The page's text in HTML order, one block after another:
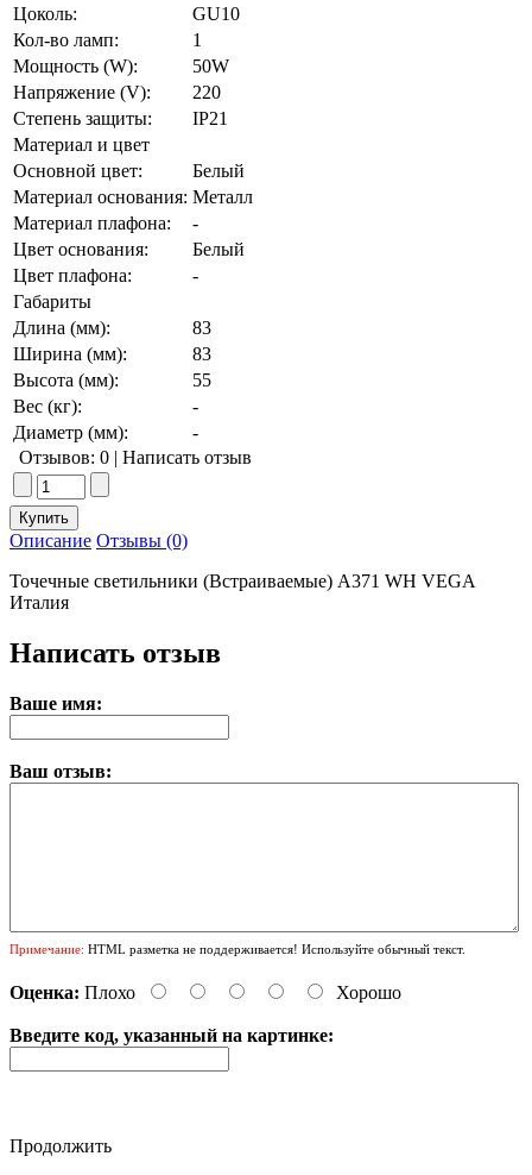
Цоколь:
GU10
Кол-во ламп:
1
Мощность (W):
50W
Напряжение (V):
220
Степень защиты:
IP21
Материал и цвет
Основной цвет:
Белый
Материал основания: Металл
Материал плафона:
-
Цвет основания:
Белый
Цвет плафона:
-
Габариты
Длина (мм):
83
Ширина (мм):
83
Высота (мм):
55
Вес (кг):
-
Диаметр (мм):
-
Отзывов: 0 | Написать отзыв
Описание Отзывы (0)
Точечные светильники (Встраиваемые) A371 WH VEGA
Италия
Написать отзыв
Ваше имя:
Ваш отзыв:
Примечание: HTML разметка не поддерживается! Используйте обычный текст.
Оценка: Плохо Хорошо
Введите код, указанный на картинке:
Продолжить